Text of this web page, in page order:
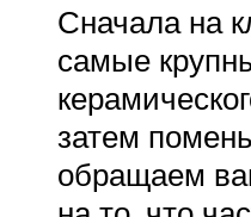
Сначала на
самые
затем
обращаем